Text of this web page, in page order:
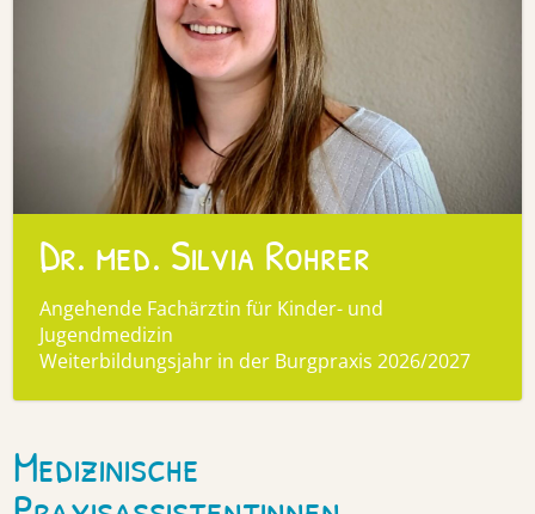
Dr. med. Silvia Rohrer
Angehende Fachärztin für Kinder- und
Jugendmedizin
Weiterbildungsjahr in der Burgpraxis 2026/2027
Medizinische